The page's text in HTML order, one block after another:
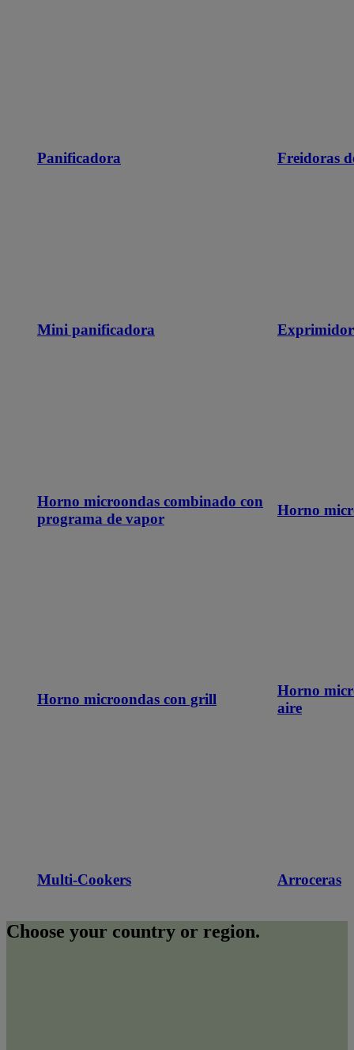
Panificadora Freidoras
Mini panificadora
Horno microondas combinado con
programa de vapor
Horno
Horno microondas con grill
Horno
aire
Multi-Cookers Arroceras
Choose your country or region.